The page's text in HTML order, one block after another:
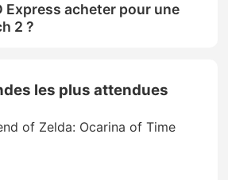
Express acheter pour une
2 ?
les plus attendues
of Zelda: Ocarina of Time